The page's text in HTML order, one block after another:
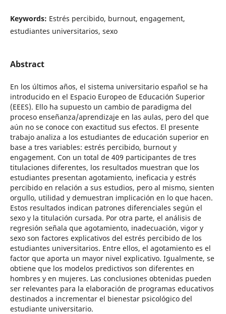
Keywords: Estrés percibido, burnout, engagement,
estudiantes universitarios, sexo
Abstract
En los últimos años, el sistema universitario español se ha
introducido en el Espacio Europeo de Educación Superior
(EEES). Ello ha supuesto un cambio de paradigma del
proceso enseñanza/aprendizaje en las aulas, pero del que
aún no se conoce con exactitud sus efectos. El presente
trabajo analiza a los estudiantes de educación superior en
base a tres variables: estrés percibido, burnout y
engagement. Con un total de 409 participantes de tres
titulaciones diferentes, los resultados muestran que los
estudiantes presentan agotamiento, ineficacia y estrés
percibido en relación a sus estudios, pero al mismo, sienten
orgullo, utilidad y demuestran implicación en lo que hacen.
Estos resultados indican patrones diferenciales según el
sexo y la titulación cursada. Por otra parte, el análisis de
regresión señala que agotamiento, inadecuación, vigor y
sexo son factores explicativos del estrés percibido de los
estudiantes universitarios. Entre ellos, el agotamiento es el
factor que aporta un mayor nivel explicativo. Igualmente, se
obtiene que los modelos predictivos son diferentes en
hombres y en mujeres. Las conclusiones obtenidas pueden
ser relevantes para la elaboración de programas educativos
destinados a incrementar el bienestar psicológico del
estudiante universitario.